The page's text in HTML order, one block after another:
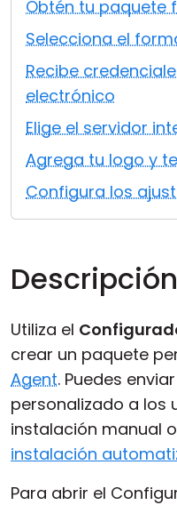
Obtén tu paquete
Selecciona el
Recibe
electrónico
Elige el servidor
Agrega tu logo y
Configura los
Utiliza el
crear un paquete
Agent. Puedes
personalizado a los
instalación manual
instalación
Para abrir el
Nube y local